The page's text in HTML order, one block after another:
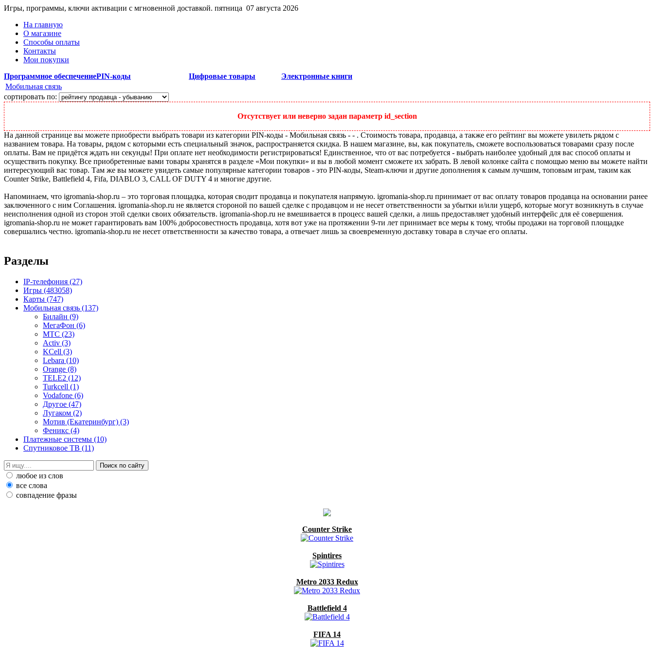
Игры, программы, ключи активации с мгновенной доставкой. пятница 07 августа 2026
На главную
О магазине
Способы оплаты
Контакты
Мои покупки
Программное обеспечениеPIN-коды Цифровые товары
Электронные книги
Мобильная связь
сортировать по:
Отсутствует или неверно задан параметр id_section
На данной странице вы можете приобрести выбрать товари из категории PIN-коды - Мобильная связь - - . Стоимость товара, продавца, а также его рейтинг вы можете увилеть рядом с
названием товара. На товары, рядом с которыми есть специальный значок, распространяется скидка. В нашем магазине, вы, как покупатель, сможете воспользоваться товарами сразу после
оплаты. Вам не придётся ждать ни секунды! При оплате нет необходимости регистрироваться! Единственное, что от вас потребуется - выбрать наиболее удобный для вас способ оплаты и
осуществить покупку. Все приобретенные вами товары хранятся в разделе «Мои покупки» и вы в любой момент сможете их забрать. В левой колонке сайта с помощью меню вы можете найти
интересующий вас товар. Там же вы можете увидеть самые популярные категории товаров - это PIN-коды, Steam-ключи и другие дополнения к самым лучшим, топовым играм, таким как
Counter Strike, Battlefield 4, Fifa, DIABLO 3, CALL OF DUTY 4 и многие другие.
Напоминаем, что igromania-shop.ru – это торговая площадка, которая сводит продавца и покупателя напрямую. igromania-shop.ru принимает от вас оплату товаров продавца на основании ранее
заключенного с ним Соглашения. igromania-shop.ru не является стороной по вашей сделке с продавцом и не несет ответственности за убытки и/или ущерб, которые могут возникнуть в случае
неисполнения одной из сторон этой сделки своих обязательств. igromania-shop.ru не вмешивается в процесс вашей сделки, а лишь предоставляет удобный интерфейс для её совершения.
igromania-shop.ru не может гарантировать вам 100% добросовестность продавца, хотя вот уже на протяжении 9-ти лет принимает все меры к тому, чтобы продажи на торговой площадке
совершались честно. igromania-shop.ru не несет ответственности за качество товара, а отвечает лишь за своевременную доставку товара в случае его оплаты.
Разделы
IP-телефония (27)
Игры (483058)
Карты (747)
Мобильная связь (137)
Билайн (9)
МегаФон (6)
МТС (23)
Activ (3)
KCell (3)
Lebara (10)
Orange (8)
TELE2 (12)
Turkcell (1)
Vodafone (6)
Другое (47)
Лугаком (2)
Мотив (Екатеринбург) (3)
Феникс (4)
Платежные системы (10)
Спутниковое ТВ (11)
любое из слов
все слова
совпадение фразы
Counter Strike
Spintires
Metro 2033 Redux
Battlefield 4
FIFA 14